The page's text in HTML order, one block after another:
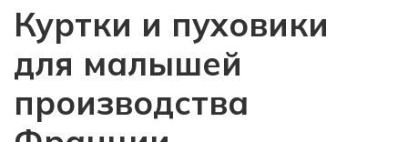
Куртки и пуховики
для малышей
производства